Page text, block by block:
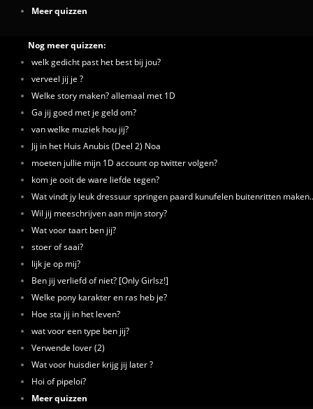
Meer quizzen
Nog meer quizzen:
welk gedicht past het best bij jou?
verveel jij je ?
Welke story maken? allemaal met 1D
Ga jij goed met je geld om?
van welke muziek hou jij?
Jij in het Huis Anubis (Deel 2) Noa
moeten jullie mijn 1D account op twitter volgen?
kom je ooit de ware liefde tegen?
Wat vindt jy leuk dressuur springen paard kunufelen buitenritten
Wil jij meeschrijven aan mijn story?
Wat voor taart ben jij?
stoer of saai?
lijk je op mij?
Ben jij verliefd of niet? [Only Girlsz!]
Welke pony karakter en ras heb je?
Hoe sta jij in het leven?
wat voor een type ben jij?
Verwende lover (2)
Wat voor huisdier krijg jij later ?
Hoi of pipeloi?
Meer quizzen